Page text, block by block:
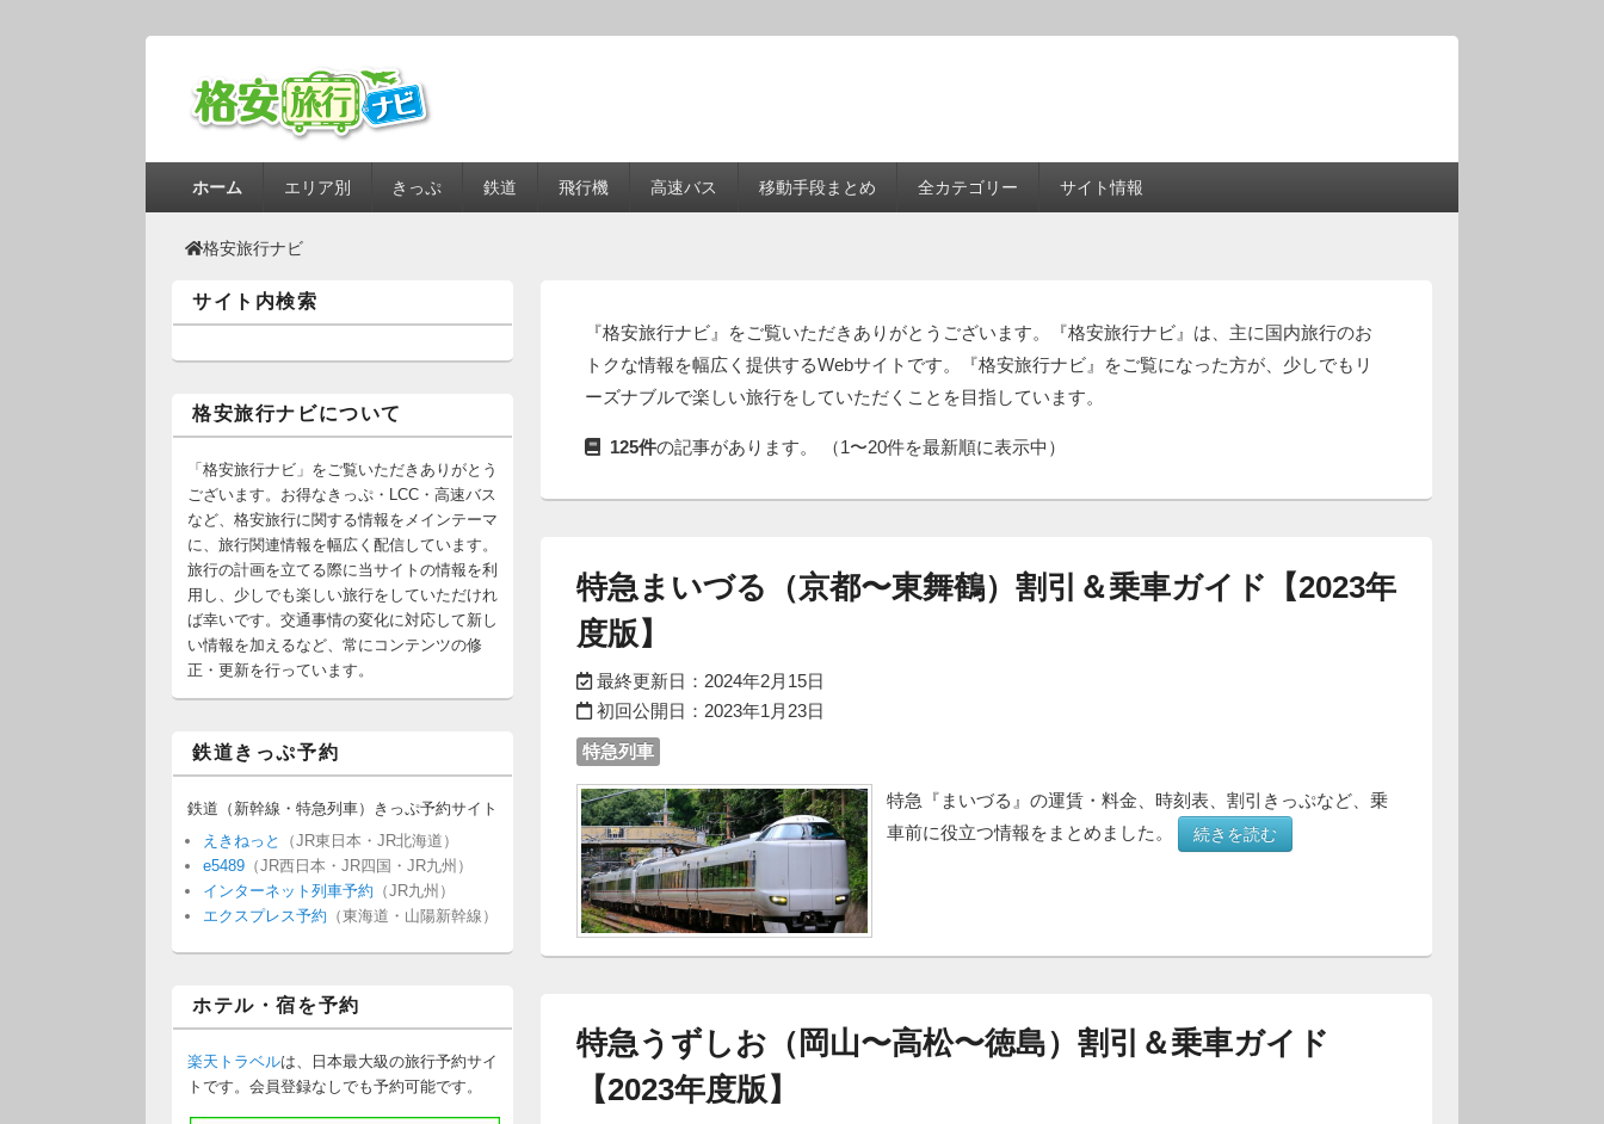
第1メニュー第1メニューのコンテンツまでスキップ
第2メニューのコンテンツまでスキップ
ホーム エリア別 きっぷ 鉄道 飛行機 高速バス 移動手段まとめ 全カテゴリー サイト情報
格安旅行ナビ
『格安旅行ナビ』をご覧いただきありがとうございます。『格安旅行ナビ』は、主に国内旅行のお
トクな情報を幅広く提供するWebサイトです。『格安旅行ナビ』をご覧になった方が、少しでもリ
ーズナブルで楽しい旅行をしていただくことを目指しています。
125件の記事があります。 （1〜20件を最新順に表示中）
特急まいづる（京都〜東舞鶴）割引＆乗車ガイド【2023年
度版】
最終更新日： 2024年2月15日
初回公開日： 2023年1月23日
特急列車
特急『まいづる』の運賃・料金、時刻表、割引きっぷなど、乗
車前に役立つ情報をまとめました。
続きを読む
特急うずしお（岡山〜高松〜徳島）割引＆乗車ガイド
【2023年度版】
サイト内検索
格安旅行ナビについて
「格安旅行ナビ」をご覧いただきありがとう
ございます。お得なきっぷ・LCC・高速バス
など、格安旅行に関する情報をメインテーマ
に、旅行関連情報を幅広く配信しています。
旅行の計画を立てる際に当サイトの情報を利
用し、少しでも楽しい旅行をしていただけれ
ば幸いです。交通事情の変化に対応して新し
い情報を加えるなど、常にコンテンツの修
正・更新を行っています。
鉄道きっぷ予約
鉄道（新幹線・特急列車）きっぷ予約サイト
えきねっと
（JR東日本・JR北海道）
e5489 （JR西日本・JR四国・JR九州）
インターネット列車予約 （JR九州）
エクスプレス予約 （東海道・山陽新幹線）
ホテル・宿を予約
楽天トラベルは、日本最大級の旅行予約サイ
トです。会員登録なしでも予約可能です。